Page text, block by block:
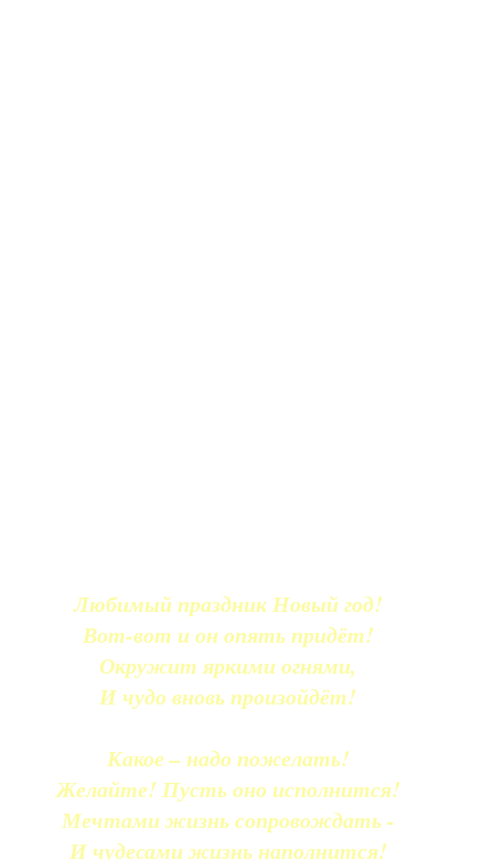
Любимый праздник Новый год!
Вот-вот и он опять придёт!
Окружит яркими огнями,
И чудо вновь произойдёт!
Какое – надо пожелать!
Желайте! Пусть оно исполнится!
Мечтами жизнь сопровождать -
И чудесами жизнь наполнится!